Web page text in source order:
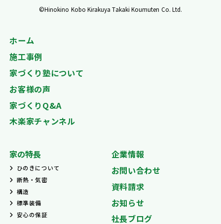
©Hinokino Kobo Kirakuya Takaki Koumuten Co. Ltd.
ホーム
施工事例
家づくり塾について
お客様の声
家づくりQ&A
木楽家チャンネル
家の特長
ひのきについて
断熱・気密
構造
標準装備
安心の保証
企業情報
お問い合わせ
資料請求
お知らせ
社長ブログ